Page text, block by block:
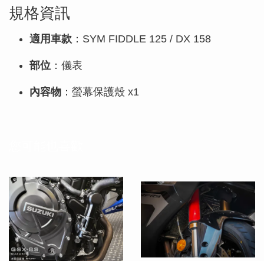
規格資訊
適用車款 ：SYM FIDDLE 125 / DX 158
部位 ：儀表
內容物 ：螢幕保護殼 x1